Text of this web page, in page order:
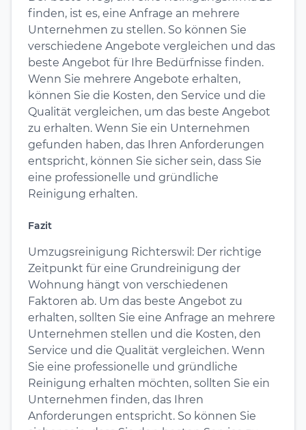
finden, ist es, eine Anfrage an mehrere
Unternehmen zu stellen. So können Sie
verschiedene Angebote vergleichen und das
beste Angebot für Ihre Bedürfnisse finden.
Wenn Sie mehrere Angebote erhalten,
können Sie die Kosten, den Service und die
Qualität vergleichen, um das beste Angebot
zu erhalten. Wenn Sie ein Unternehmen
gefunden haben, das Ihren Anforderungen
entspricht, können Sie sicher sein, dass Sie
eine professionelle und gründliche
Reinigung erhalten.
Fazit
Umzugsreinigung Richterswil: Der richtige
Zeitpunkt für eine Grundreinigung der
Wohnung hängt von verschiedenen
Faktoren ab. Um das beste Angebot zu
erhalten, sollten Sie eine Anfrage an mehrere
Unternehmen stellen und die Kosten, den
Service und die Qualität vergleichen. Wenn
Sie eine professionelle und gründliche
Reinigung erhalten möchten, sollten Sie ein
Unternehmen finden, das Ihren
Anforderungen entspricht. So können Sie